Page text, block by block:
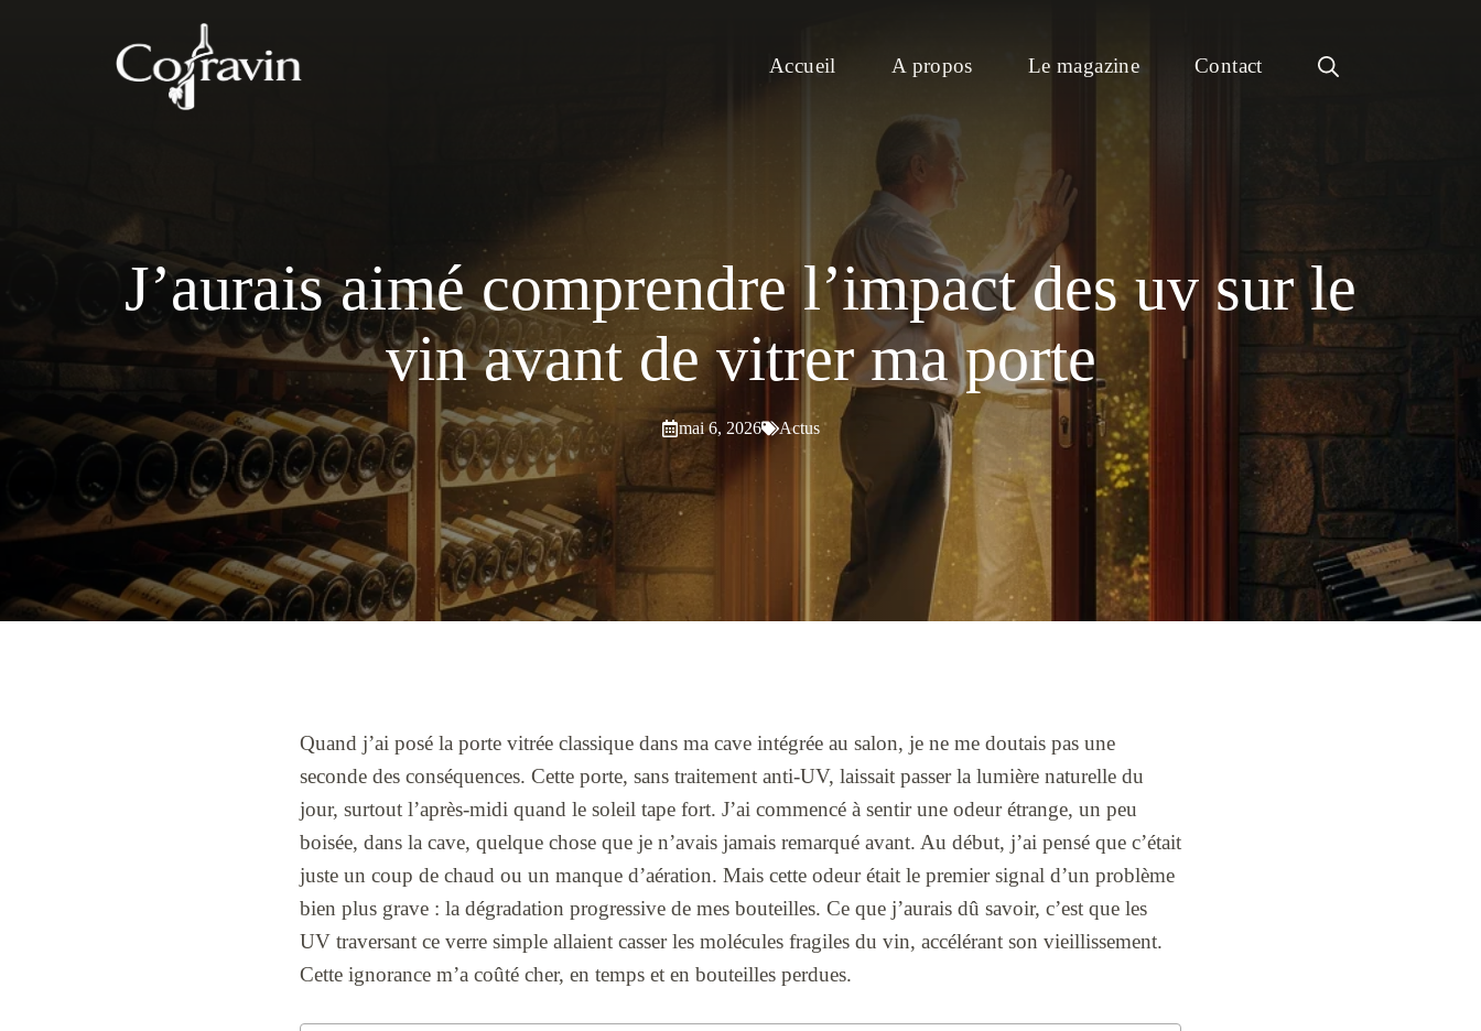
Accueil A propos Le magazine Contact
J’aurais aimé comprendre l’impact des uv sur le
vin avant de vitrer ma porte
mai 6, 2026 Actus
Quand j’ai posé la porte vitrée classique dans ma cave intégrée au salon, je ne me doutais pas une
seconde des conséquences. Cette porte, sans traitement anti-UV, laissait passer la lumière naturelle du
jour, surtout l’après-midi quand le soleil tape fort. J’ai commencé à sentir une odeur étrange, un peu
boisée, dans la cave, quelque chose que je n’avais jamais remarqué avant. Au début, j’ai pensé que c’était
juste un coup de chaud ou un manque d’aération. Mais cette odeur était le premier signal d’un problème
bien plus grave : la dégradation progressive de mes bouteilles. Ce que j’aurais dû savoir, c’est que les
UV traversant ce verre simple allaient casser les molécules fragiles du vin, accélérant son vieillissement.
Cette ignorance m’a coûté cher, en temps et en bouteilles perdues.